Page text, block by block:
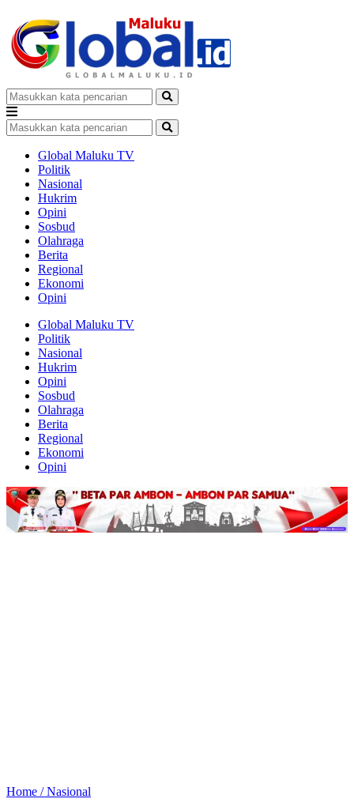
Global Maluku TV
Politik
Nasional
Hukrim
Opini
Sosbud
Olahraga
Berita
Regional
Ekonomi
Opini
Global Maluku TV
Politik
Nasional
Hukrim
Opini
Sosbud
Olahraga
Berita
Regional
Ekonomi
Opini
Home /Nasional